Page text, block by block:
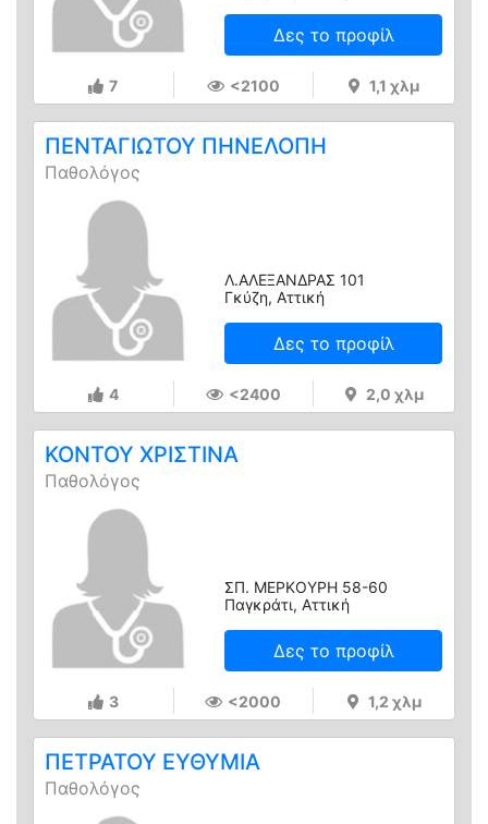
Δες το προφίλ
7 <2100 1,1 χλμ
ΠΕΝΤΑΓΙΩΤΟΥ ΠΗΝΕΛΟΠΗ
Παθολόγος
Λ.ΑΛΕΞΑΝΔΡΑΣ 101
Γκύζη, Αττική
Δες το προφίλ
4 <2400 2,0 χλμ
ΚΟΝΤΟΥ ΧΡΙΣΤΙΝΑ
Παθολόγος
ΣΠ. ΜΕΡΚΟΥΡΗ 58-60
Παγκράτι, Αττική
Δες το προφίλ
3 <2000 1,2 χλμ
ΠΕΤΡΑΤΟΥ ΕΥΘΥΜΙΑ
Παθολόγος